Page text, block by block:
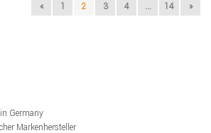
« 1 2 3 4 ... 14 »
Germany
Markenhersteller